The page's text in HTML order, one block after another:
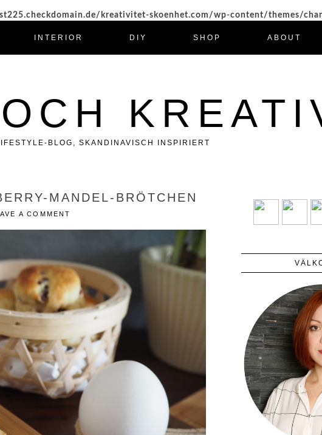
kreativitet-skoenhet.com/wp-content/themes/
INTERIOR DIY SHOP ABOUT
BLOG, SKANDINAVISCH INSPIRIERT
MANDEL-BRÖTCHEN
A COMMENT